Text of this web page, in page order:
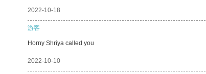
2022-10-18
游客
Horny Shriya called you
2022-10-10